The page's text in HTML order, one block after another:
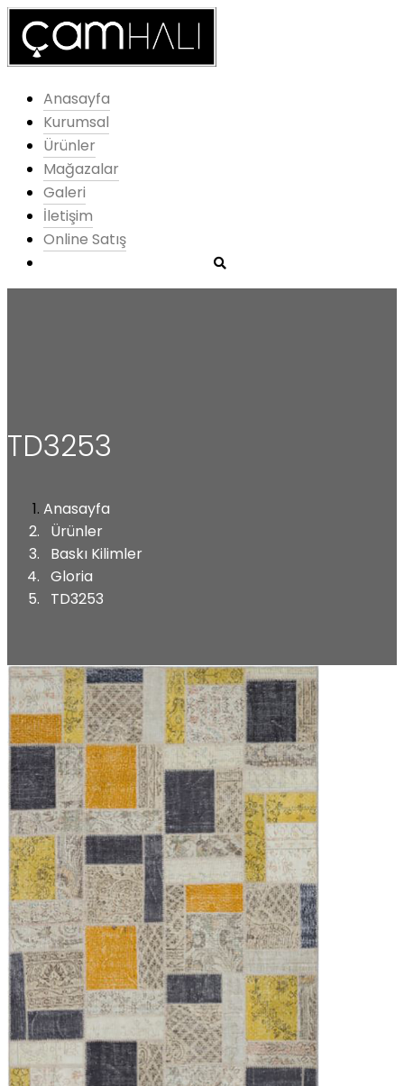
Anasayfa
Kurumsal
Ürünler
Mağazalar
Galeri
İletişim
Online Satış
TD3253
Anasayfa
Ürünler
Baskı Kilimler
Gloria
TD3253